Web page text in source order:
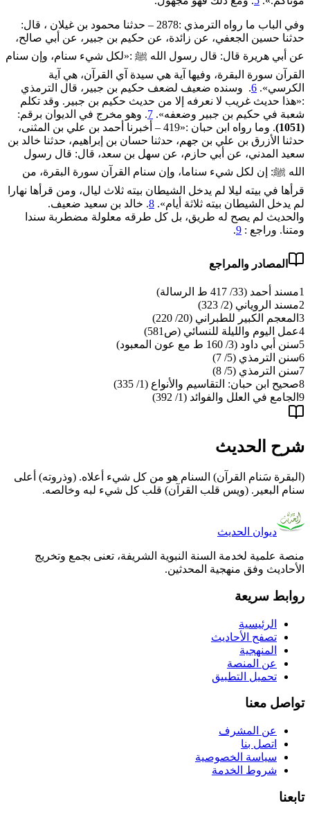
وفي الباب ما رواه الترمذي :2878 – حدثنا محمود بن غيلان ، قال:
حدثنا حسين الجعفي، عن زائدة، عن حكيم بن جبير، عن أبي صالح،
عن أبي هريرة قال: قال رسول الله ﷺ :«‌لكل ‌شيء ‌سنام، وإن سنام
القرآن سورة البقرة، وفيها آية هي سيدة آي القرآن، هي آية
الكرسي». 6. وسنده ضعيف لضعف حكيم بن جبير، قال الترمذي
:«هذا حديث غريب لا نعرفه إلا من حديث حكيم بن جبير. وقد تكلم
شعبة في حكيم بن جبير وضعفه». 7. وهو مخرج في الديوان برقم:
(1051)
. وما رواه ابن حبان :«419 – أخبرنا أحمد بن علي بن المثنى،
حدثنا الأزرق بن علي بن جهم، حدثنا حسان بن إبراهيم، حدثنا خالد بن
سعيد المدني، عن أبي حازم، عن سهل بن سعد، قال: قال رسول
الله ﷺ: إن ‌لكل ‌شيء ‌سناما، وإن سنام القرآن سورة البقرة، من
قرأها في بيته ليلا لم يدخل الشيطان بيته ثلاث ليال، ومن قرأها نهارا
لم يدخل الشيطان بيته ثلاثة أيام». 8. خالد بن سعيد ضعيف.
والحديث لم يصح له طريق، بل كل طرقه معلولة مضطربة سندا
ومتنا. وراجع : 9
.
المصادر والمراجع
1مسند أحمد (33/ 417 ط الرسالة)
2مسند الروياني (2/ 323)
3 المعجم الكبير للطبراني (20/ 220)
4عمل اليوم والليلة للنسائي (ص581)
5سنن أبي داود (3/ 160 ط مع عون المعبود)
6سنن الترمذي (5/ 7)
7سنن الترمذي (5/ 8)
8صحيح ابن حبان: التقاسيم والأنواع (1/ 335)
9 الجامع في العلل والفوائد (1/ 392)
شرح الحديث
( البقرة سَنام القرآن) السنام هو من كل شيء أعلاه. (وذروته) أعلى
سنام البعير. (ويس قلب القرآن) قلب كل شيء لبه وخالصه.
ديوان الحديث
منصة علمية لخدمة السنة النبوية الشريفة، تعنى بجمع وتخريج
الأحاديث وفق منهجية المحدثين.
روابط سريعة
الرئيسية
تصفح الأحاديث
المنهجية
عن المنصة
تحميل التطبيق
تواصل معنا
عن المشرف
اتصل بنا
سياسة الخصوصية
شروط الخدمة
تابعنا